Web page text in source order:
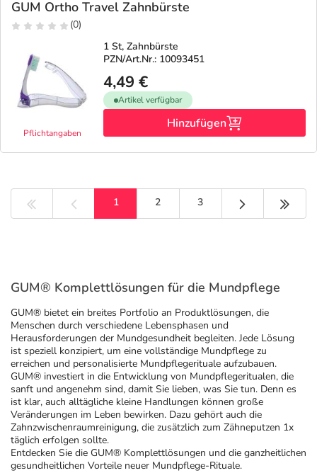
GUM Ortho Travel Zahnbürste
(0)
Pflichtangaben
1 St, Zahnbürste
PZN/Art.Nr.: 10093451
4,49 €
Artikel verfügbar
Hinzufügen
1 2 3 Nächste Seite
GUM® Komplettlösungen für die Mundpflege
GUM® bietet ein breites Portfolio an Produktlösungen, die
Menschen durch verschiedene Lebensphasen und
Herausforderungen der Mundgesundheit begleiten. Jede Lösung
ist speziell konzipiert, um eine vollständige Mundpflege zu
erreichen und personalisierte Mundpflegerituale aufzubauen.
GUM® investiert in die Entwicklung von Mundpflegeritualen, die
sanft und angenehm sind, damit Sie lieben, was Sie tun. Denn es
ist klar, auch alltägliche kleine Handlungen können große
Veränderungen im Leben bewirken. Dazu gehört auch die
Zahnzwischenraumreinigung, die zusätzlich zum Zähneputzen 1x
täglich erfolgen sollte.
Entdecken Sie die GUM® Komplettlösungen und die ganzheitlichen
gesundheitlichen Vorteile neuer Mundpflege-Rituale.